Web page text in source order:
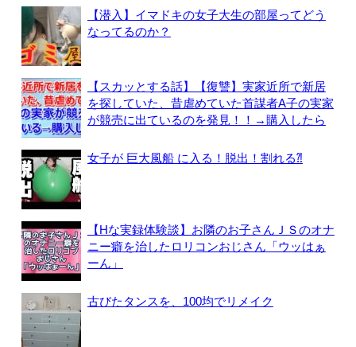
【潜入】イマドキの女子大生の部屋ってどう
なってるのか？
【スカッとする話】【復讐】実家近所で新居
を探していた、昔虐めていた首謀者A子の実家
が競売に出ているのを発見！！→購入したら
女子が 巨大風船 に入る！脱出！割れる⁈
【Hな実録体験談】お隣のお子さんＪＳのオナ
ニー癖を治したロリコンおじさん「ウッはぁ
ーん」
古びたタンスを、100均でリメイク